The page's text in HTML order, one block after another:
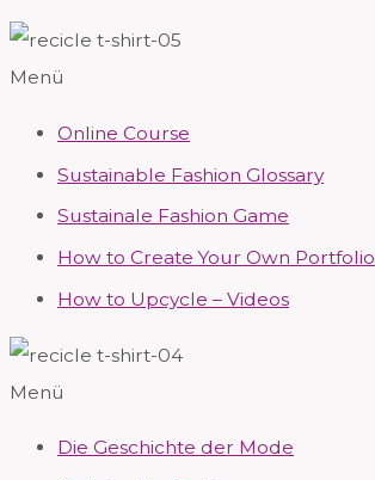
Menü
Online Course
Sustainable Fashion Glossary
Sustainale Fashion Game
How to Create Your Own Portfolio
How to Upcycle – Videos
Menü
Die Geschichte der Mode